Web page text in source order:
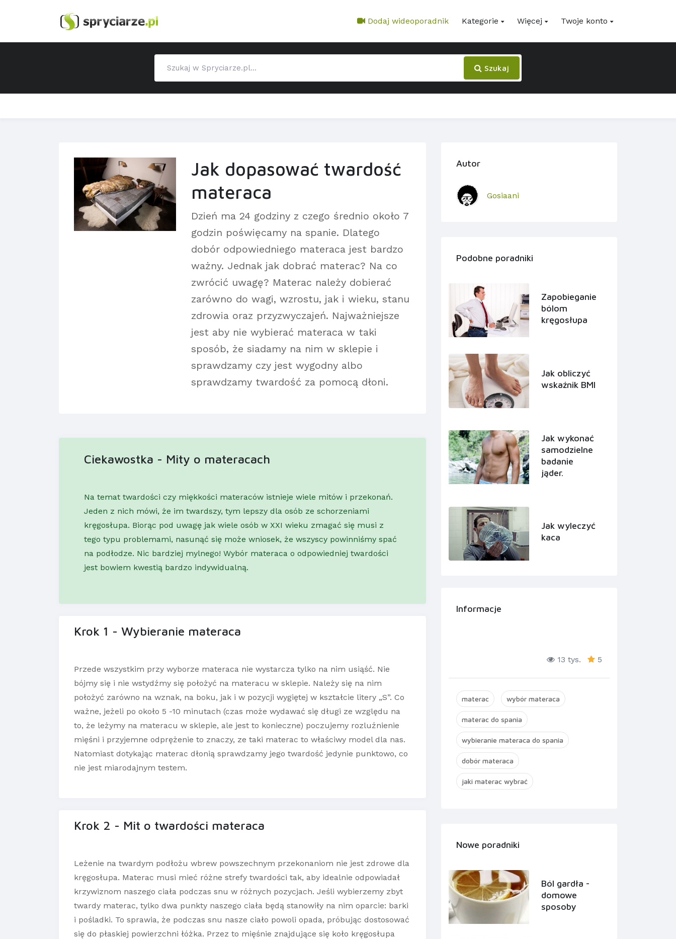
Dodaj wideoporadnik Kategorie Więcej Twoje konto
Szukaj
Jak dopasować twardość
materaca
Dzień ma 24 godziny z czego średnio około 7
godzin poświęcamy na spanie. Dlatego
dobór odpowiedniego materaca jest bardzo
ważny. Jednak jak dobrać materac? Na co
zwrócić uwagę? Materac należy dobierać
zarówno do wagi, wzrostu, jak i wieku, stanu
zdrowia oraz przyzwyczajeń. Najważniejsze
jest aby nie wybierać materaca w taki
sposób, że siadamy na nim w sklepie i
sprawdzamy czy jest wygodny albo
sprawdzamy twardość za pomocą dłoni.
Ciekawostka - Mity o materacach
Na temat twardości czy miękkości materaców istnieje wiele mitów i przekonań.
Jeden z nich mówi, że im twardszy, tym lepszy dla osób ze schorzeniami
kręgosłupa. Biorąc pod uwagę jak wiele osób w XXI wieku zmagać się musi z
tego typu problemami, nasunąć się może wniosek, że wszyscy powinniśmy spać
na podłodze. Nic bardziej mylnego! Wybór materaca o odpowiedniej twardości
jest bowiem kwestią bardzo indywidualną.
Krok 1 - Wybieranie materaca
Przede wszystkim przy wyborze materaca nie wystarcza tylko na nim usiąść. Nie
bójmy się i nie wstydźmy się położyć na materacu w sklepie. Należy się na nim
położyć zarówno na wznak, na boku, jak i w pozycji wygiętej w kształcie litery „S”. Co
ważne, jeżeli po około 5 -10 minutach (czas może wydawać się długi ze względu na
to, że leżymy na materacu w sklepie, ale jest to konieczne) poczujemy rozluźnienie
mięśni i przyjemne odprężenie to znaczy, ze taki materac to właściwy model dla nas.
Natomiast dotykając materac dłonią sprawdzamy jego twardość jedynie punktowo, co
nie jest miarodajnym testem.
Krok 2 - Mit o twardości materaca
Leżenie na twardym podłożu wbrew powszechnym przekonaniom nie jest zdrowe dla
kręgosłupa. Materac musi mieć różne strefy twardości tak, aby idealnie odpowiadał
krzywiznom naszego ciała podczas snu w różnych pozycjach. Jeśli wybierzemy zbyt
twardy materac, tylko dwa punkty naszego ciała będą stanowiły na nim oparcie: barki
i pośladki. To sprawia, że podczas snu nasze ciało powoli opada, próbując dostosować
się do płaskiej powierzchni łóżka. Przez to mięśnie znajdujące się koło kręgosłupa
Autor
Gosiaani
Podobne poradniki
Zapobieganie
bólom
kręgosłupa
Jak obliczyć
wskaźnik BMI
Jak wykonać
samodzielne
badanie
jąder.
Jak wyleczyć
kaca
Informacje
13 tys. 5
materac wybór materaca
materac do spania
wybieranie materaca do spania
dobór materaca
jaki materac wybrać
Nowe poradniki
Ból gardła -
domowe
sposoby